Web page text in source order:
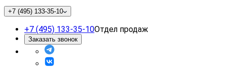
+7 (495) 133-35-10
+7 (495) 133-35-10Отдел продаж
Заказать звонок